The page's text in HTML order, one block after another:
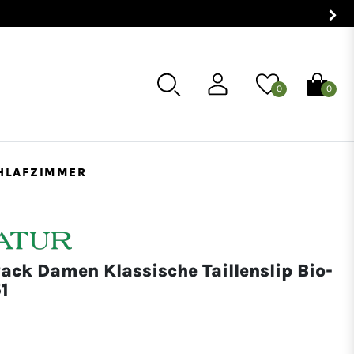
0 0
Damen Klassische Taillenslip Bio-